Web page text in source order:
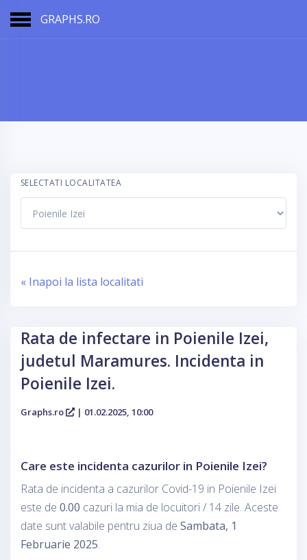
GRAPHS.RO
SELECTATI LOCALITATEA
« Inapoi la lista localitati
Rata de infectare in Poienile Izei,
judetul Maramures. Incidenta in
Poienile Izei.
Graphs.ro | 01.02.2025, 10:00
Care este incidenta cazurilor in Poienile Izei?
Rata de incidenta a cazurilor Covid-19 in Poienile Izei
este de 0.00 cazuri la mia de locuitori / 14 zile. Aceste
date sunt valabile pentru ziua de Sambata, 1
Februarie 2025.